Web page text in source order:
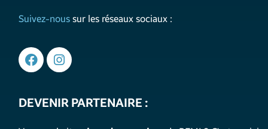
Suivez-nous sur les réseaux sociaux :
DEVENIR PARTENAIRE :